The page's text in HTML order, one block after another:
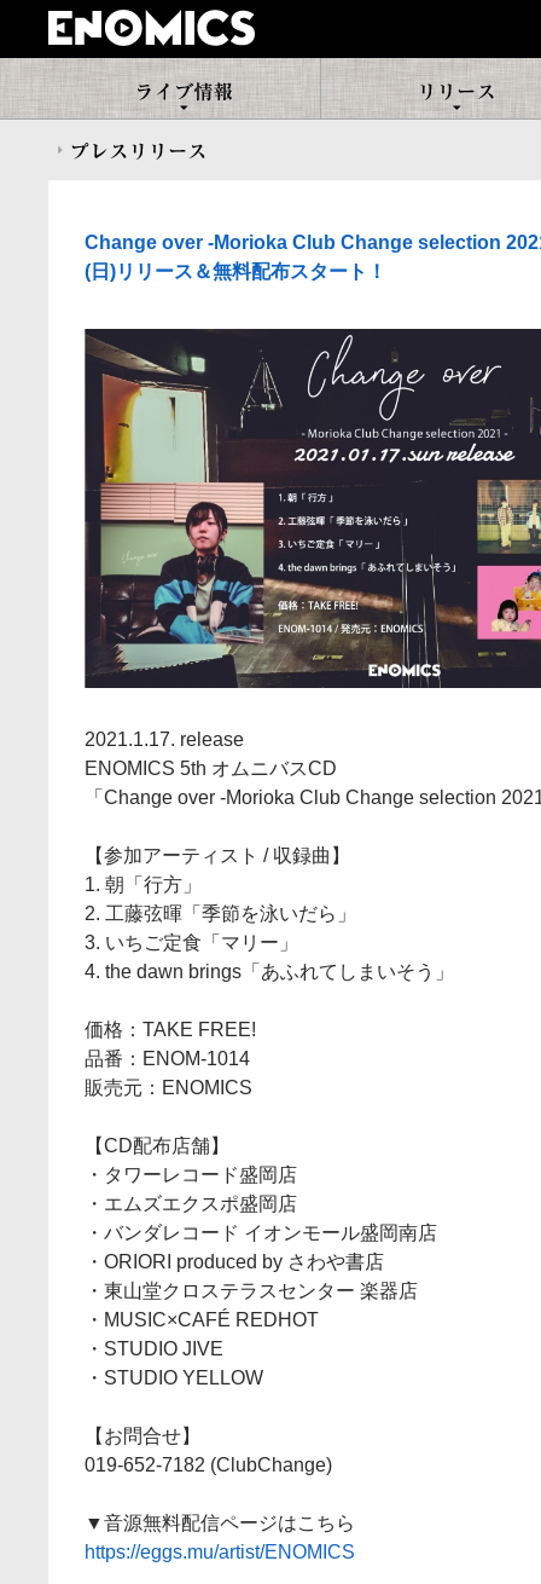
ENOMICSのライブ情報
Change over -Morioka Club Change selection
(日)リリース＆無料配布スタート！
2021.1.17. release
ENOMICS 5th オムニバスCD
「Change over -Morioka Club Change selection
【参加アーティスト / 収録曲】
1. 朝「行方」
2. 工藤弦暉「季節を泳いだら」
3. いちご定食「マリー」
4. the dawn brings「あふれてしまいそう」
価格：TAKE FREE!
品番：ENOM-1014
販売元：ENOMICS
【CD配布店舗】
・タワーレコード盛岡店
・エムズエクスポ盛岡店
・バンダレコード イオンモール盛岡南店
・ORIORI produced by さわや書店
・東山堂クロステラスセンター 楽器店
・MUSIC×CAFÉ REDHOT
・STUDIO JIVE
・STUDIO YELLOW
【お問合せ】
019-652-7182 (ClubChange)
▼音源無料配信ページはこちら
https://eggs.mu/artist/ENOMICS